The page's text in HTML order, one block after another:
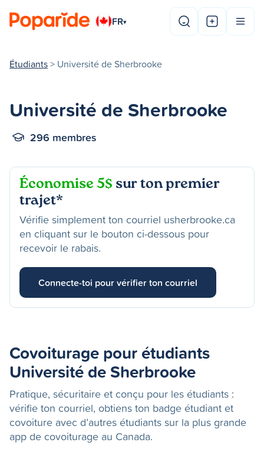
FR▾
Étudiants> Université de Sherbrooke
Université de Sherbrooke
296 membres
Économise 5$ sur ton premier
trajet*
Vérifie simplement ton courriel usherbrooke.ca
en cliquant sur le bouton ci-dessous pour
recevoir le rabais.
Connecte-toi pour vérifier ton courriel
Covoiturage pour étudiants
Université de Sherbrooke
Pratique, sécuritaire et conçu pour les étudiants :
vérifie ton courriel, obtiens ton badge étudiant et
covoiture avec d’autres étudiants sur la plus grande
app de covoiturage au Canada.